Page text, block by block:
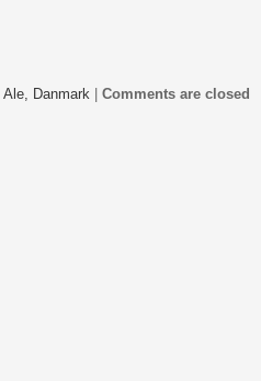
Ale, Danmark Comments are closed